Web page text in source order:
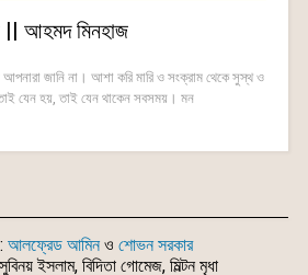
|| আহমদ মিনহাজ
জানি না। আশা করি মারি ও সংক্রাম থেকে সুস্থ ও
তাই যেন হয়, তাই যেন থাকেন সবসময়। মন
আলফ্রেড আমিনও শোভন সরকার
ইসলাম, বিদিতা গোমেজ, মিল্টন মৃধা